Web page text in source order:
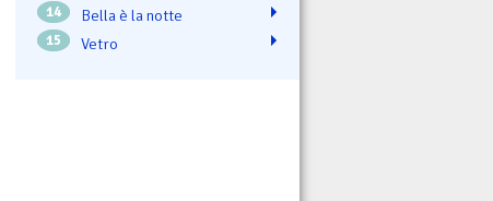
14 Bella è la notte
15 Vetro